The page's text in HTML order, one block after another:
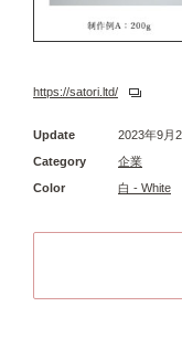
https://satori.ltd/
Update
2023年9月
Category
企業
Color
白 - White